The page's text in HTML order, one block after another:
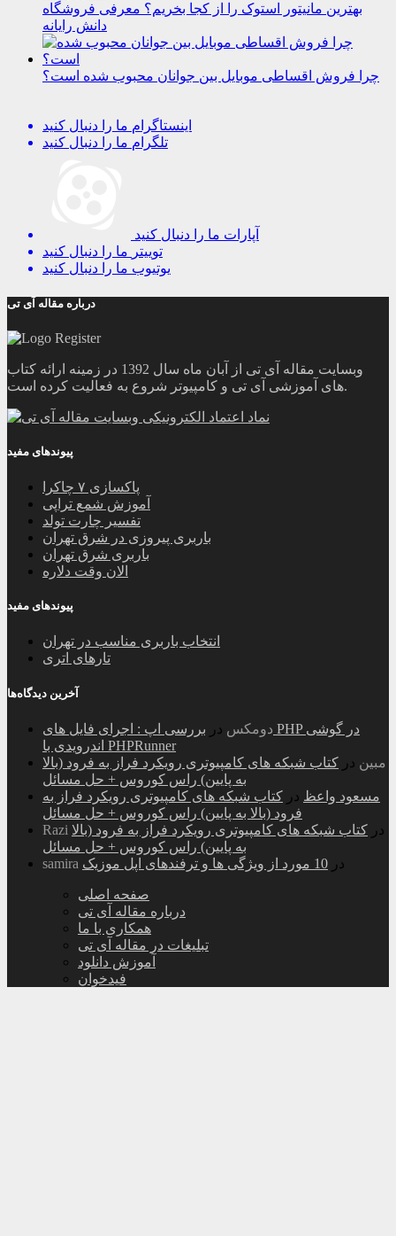
بهترین مانیتور استوک را از کجا بخریم؟ معرفی فروشگاه
دانش رایانه
چرا فروش اقساطی موبایل بین جوانان محبوب شده است؟
اینستاگرام ما را دنبال کنید
تلگرام ما را دنبال کنید
آپارات ما را دنبال کنید
توییتر ما را دنبال کنید
یوتیوب ما را دنبال کنید
درباره مقاله آی تی
وبسایت مقاله آی تی از آبان ماه سال 1392 در زمینه ارائه کتاب
های آموزشی آی تی و کامپیوتر شروع به فعالیت کرده است.
پیوندهای مفید
پاکسازی ۷ چاکرا
آموزش شمع تراپی
تفسیر چارت تولد
باربری پیروزی در شرق تهران
باربری شرق تهران
الان وقت دلاره
پیوندهای مفید
انتخاب باربری مناسب در تهران
تارهای اتری
آخرین دیدگاه‌ها
دومکس در بررسی اپ : اجرای فایل های PHP در گوشی
اندرویدی با PHPRunner
مبین در کتاب شبکه های کامپیوتری رویکرد فراز به فرود (بالا
به پایین) راس کوروس + حل مسائل
مسعود واعظ در کتاب شبکه های کامپیوتری رویکرد فراز به
فرود (بالا به پایین) راس کوروس + حل مسائل
Razi
در کتاب شبکه های کامپیوتری رویکرد فراز به فرود (بالا
به پایین) راس کوروس + حل مسائل
samira
در 10 مورد از ویژگی ها و ترفندهای اپل موزیک
صفحه اصلی
درباره مقاله آی تی
همکاری با ما
تبلیغات در مقاله آی تی
آموزش دانلود
فیدخوان